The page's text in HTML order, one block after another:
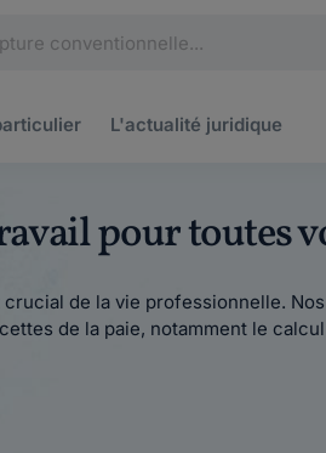
L'actualité juridique
pour toutes
de la vie professionnelle.
de la paie, notamment le